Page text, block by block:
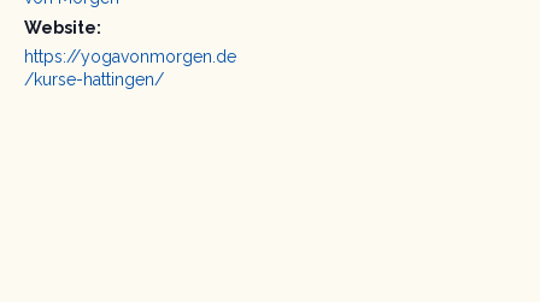
Website:
https://yogavonmorgen.de
/kurse-hattingen/